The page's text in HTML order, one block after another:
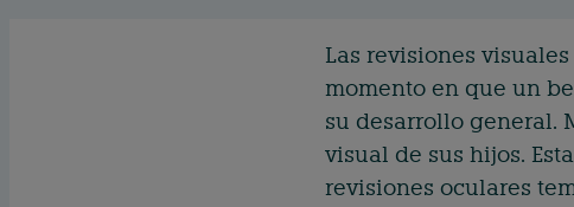
Las revisiones
momento en que un
su desarrollo general.
visual de sus hijos.
revisiones oculares